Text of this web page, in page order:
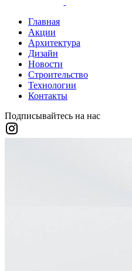
Главная
Акции
Архитектура
Дизайн
Новости
Строительство
Технологии
Контакты
Подписывайтесь на нас